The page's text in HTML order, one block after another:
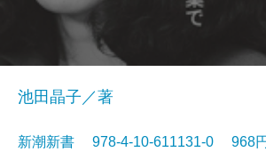
池田晶子／著
新潮新書 978-4-10-611131-0 968